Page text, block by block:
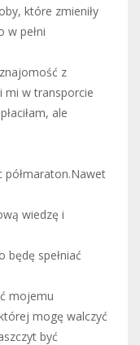
które zmieniły
w pełni
z
mi w transporcie
ale
półmaraton.Nawet
wiedzę i
będę spełniać
mojemu
mogę walczyć
być